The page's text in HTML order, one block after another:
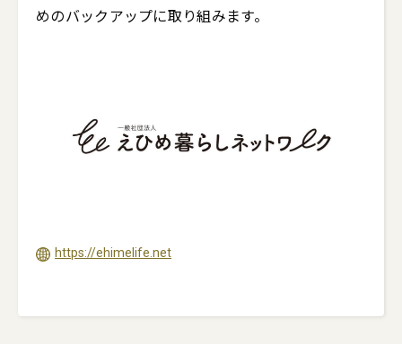
https://ehimelife.net
めのバックアップに取り組みます。